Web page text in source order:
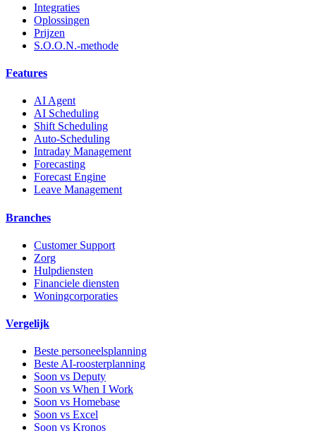
Integraties
Oplossingen
Prijzen
S.O.O.N.-methode
Features
AI Agent
AI Scheduling
Shift Scheduling
Auto-Scheduling
Intraday Management
Forecasting
Forecast Engine
Leave Management
Branches
Customer Support
Zorg
Hulpdiensten
Financiele diensten
Woningcorporaties
Vergelijk
Beste personeelsplanning
Beste AI-roosterplanning
Soon vs Deputy
Soon vs When I Work
Soon vs Homebase
Soon vs Excel
Soon vs Kronos